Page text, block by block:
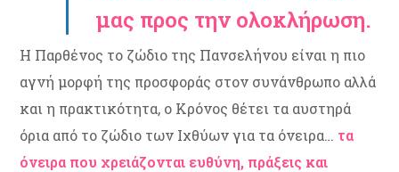
μας προς την ολοκλήρωση.
Η Παρθένος το ζώδιο της Πανσελήνου είναι η πιο
αγνή μορφή της προσφοράς στον συνάνθρωπο αλλά
και η πρακτικότητα, ο Κρόνος θέτει τα αυστηρά
όρια από το ζώδιο των Ιχθύων για τα όνειρα… τα
όνειρα που χρειάζονται ευθύνη, πράξεις και